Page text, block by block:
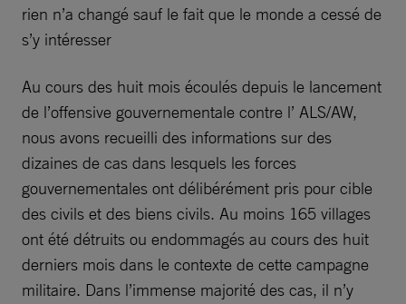
rien n’a changé sauf le fait que le monde a cessé de
s’y intéresser
Au cours des huit mois écoulés depuis le lancement
de l’offensive gouvernementale contre l’ ALS/AW,
nous avons recueilli des informations sur des
dizaines de cas dans lesquels les forces
gouvernementales ont délibérément pris pour cible
des civils et des biens civils. Au moins 165 villages
ont été détruits ou endommagés au cours des huit
derniers mois dans le contexte de cette campagne
militaire. Dans l’immense majorité des cas, il n’y